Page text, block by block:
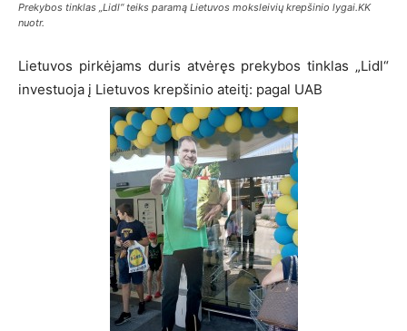
Prekybos tinklas „Lidl“ teiks paramą Lietuvos moksleivių krepšinio lygai.KK
nuotr.
Lietuvos pirkėjams duris atvėręs prekybos tinklas „Lidl“
investuoja į Lietuvos krepšinio ateitį: pagal UAB